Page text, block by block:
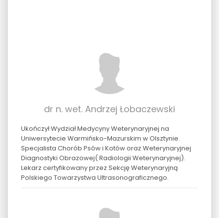
dr n. wet. Andrzej Łobaczewski
Ukończył Wydział Medycyny Weterynaryjnej na
Uniwersytecie Warmińsko-Mazurskim w Olsztynie.
Specjalista Chorób Psów i Kotów oraz Weterynaryjnej
Diagnostyki Obrazowej( Radiologii Weterynaryjnej).
Lekarz certyfikowany przez Sekcję Weterynaryjną
Polskiego Towarzystwa Ultrasonograficznego.